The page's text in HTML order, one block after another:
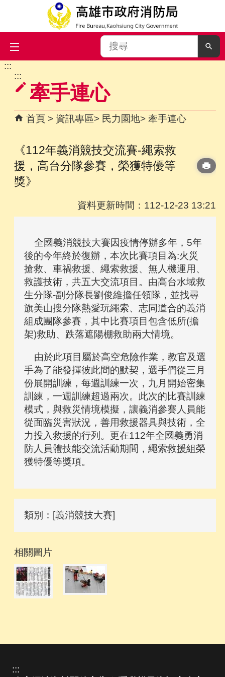
跳到主要內容區塊
搜
尋
:::
:::
牽手連心
首頁 資訊專區 民力園地 牽手連心
《112年義消競技交流賽-繩索救
援，高台分隊參賽，榮獲特優等
獎》
資料更新時間：112-12-23 13:21
全國義消競技大賽因疫情停辦多年，5年
後的今年終於復辦，本次比賽項目為:火災
搶救、車禍救援、繩索救援、無人機運用、
救護技術，共五大交流項目。由高台水域救
生分隊-副分隊長劉俊維擔任領隊，並找尋
旗美山搜分隊熱愛玩繩索、志同道合的義消
組成團隊參賽，其中比賽項目包含低所(擔
架)救助、跌落遮陽棚救助兩大情境。
由於此項目屬於高空危險作業，教官及選
手為了能發揮彼此間的默契，選手們從三月
份展開訓練，每週訓練一次，九月開始密集
訓練，一週訓練超過兩次。此次的比賽訓練
模式，與救災情境模擬，讓義消參賽人員能
從面臨災害狀況，善用救援器具與技術，全
力投入救援的行列。更在112年全國義勇消
防人員體技能交流活動期間，繩索救援組榮
獲特優等獎項。
類別：[義消競技大賽]
相關圖片
:::